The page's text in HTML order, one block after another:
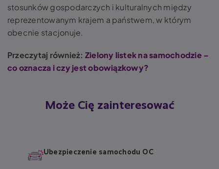
stosunków gospodarczych i kulturalnych między
reprezentowanym krajem a państwem, w którym
obecnie stacjonuje.
Przeczytaj również: Zielony listek na samochodzie –
co oznacza i czy jest obowiązkowy?
Może Cię zainteresować
Ubezpieczenie samochodu OC